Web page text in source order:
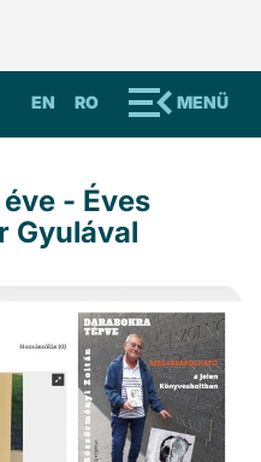
MENÜ
RO
EN
- Éves
Gyulával